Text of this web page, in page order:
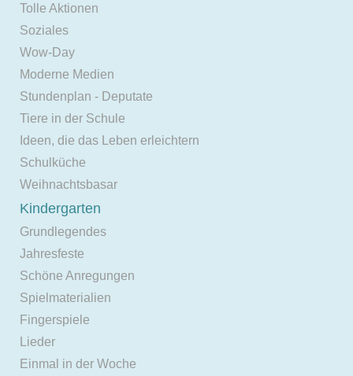
Tolle Aktionen
Soziales
Wow-Day
Moderne Medien
Stundenplan - Deputate
Tiere in der Schule
Ideen, die das Leben erleichtern
Schulküche
Weihnachtsbasar
Kindergarten
Grundlegendes
Jahresfeste
Schöne Anregungen
Spielmaterialien
Fingerspiele
Lieder
Einmal in der Woche